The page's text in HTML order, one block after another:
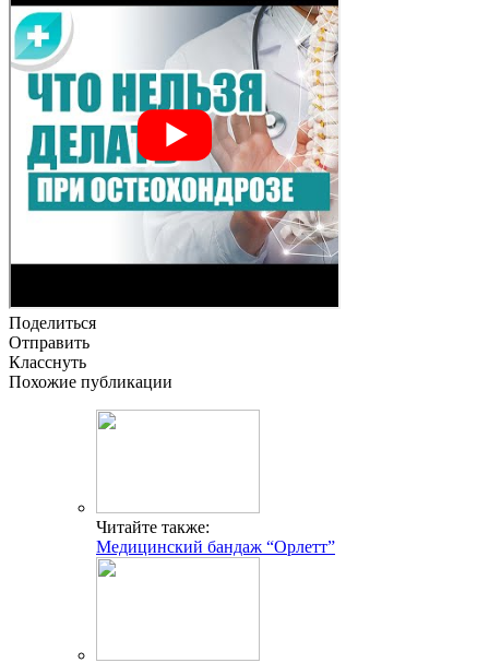
Поделиться
Отправить
Класснуть
Похожие публикации
Читайте также:
Медицинский бандаж “Орлетт”